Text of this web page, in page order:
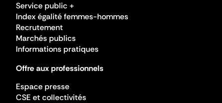
Service public +
Index égalité femmes-hommes
Recrutement
Marchés publics
Informations pratiques
Offre aux professionnels
Espace presse
CSE et collectivités